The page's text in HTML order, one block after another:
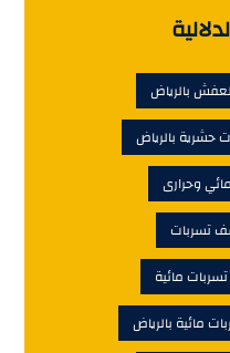
بالرياض
بالرياض
وحرارى
تسربات
مائية
مائية بالرياض